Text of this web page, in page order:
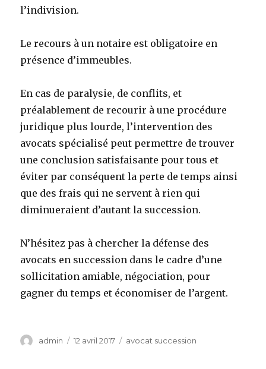
l’indivision.
Le recours à un notaire est obligatoire en
présence d’immeubles.
En cas de paralysie, de conflits, et
préalablement de recourir à une procédure
juridique plus lourde, l’intervention des
avocats spécialisé peut permettre de trouver
une conclusion satisfaisante pour tous et
éviter par conséquent la perte de temps ainsi
que des frais qui ne servent à rien qui
diminueraient d’autant la succession.
N’hésitez pas à chercher la défense des
avocats en succession dans le cadre d’une
sollicitation amiable, négociation, pour
gagner du temps et économiser de l’argent.
Auteur
admin
Publié
12 avril 2017 Catégories
avocat succession